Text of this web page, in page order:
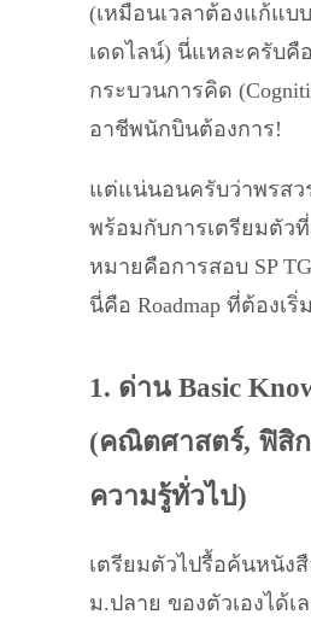
(เหมือนเวลาต้องแก้แบ
เดดไลน์) นี่แหละครับคื
กระบวนการคิด
อาชีพนักบินต้องการ!
แต่แน่นอนครับว่าพรสว
พร้อมกับการเตรียมตัวที่
หมายคือการสอบ SP
นี่คือ Roadmap ที่ต้องเ
1. ด่าน Basic
(คณิตศาสตร์, ฟิสิ
ความรู้ทั่วไป)
เตรียมตัวไปรื้อค้นหนัง
ม.ปลาย ของตัวเองได้